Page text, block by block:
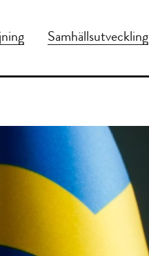
Samhällsutveckling